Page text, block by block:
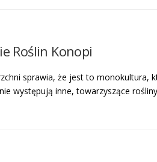
Roślin Konopi
sprawia, że jest to monokultura,
występują inne, towarzyszące